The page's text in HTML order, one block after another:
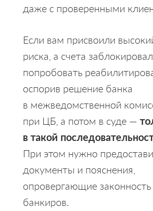
даже с проверенными
Если вам присвоили
риска, а счета
попробовать
оспорив решение банка
в межведомственной
при ЦБ, а потом в суде —
в такой
При этом нужно
документы и пояснения,
опровергающие
банкиров.